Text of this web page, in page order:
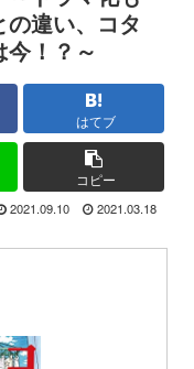
違い、コタ
！？～
はてブ
コピー
2021.09.10 2021.03.18